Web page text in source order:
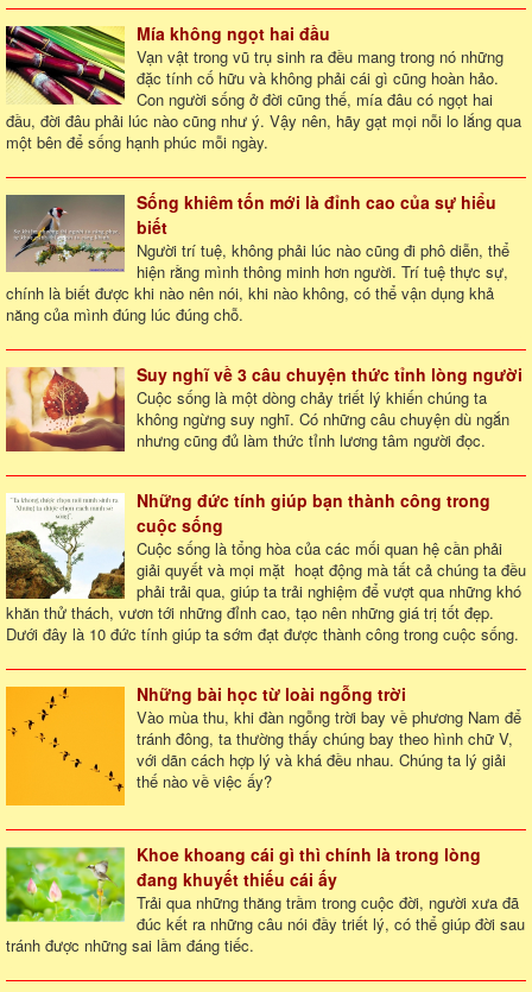
Mía không ngọt hai đầu
Vạn vật trong vũ trụ sinh ra đều mang trong nó những
đặc tính cố hữu và không phải cái gì cũng hoàn hảo.
Con người sống ở đời cũng thế, mía đâu có ngọt hai
đầu, đời đâu phải lúc nào cũng như ý. Vậy nên, hãy gạt mọi nỗi lo lắng qua
một bên để sống hạnh phúc mỗi ngày.
Sống khiêm tốn mới là đỉnh cao của sự hiểu
biết
Người trí tuệ, không phải lúc nào cũng đi phô diễn, thể
hiện rằng mình thông minh hơn người. Trí tuệ thực sự,
chính là biết được khi nào nên nói, khi nào không, có thể vận dụng khả
năng của mình đúng lúc đúng chỗ.
Suy nghĩ về 3 câu chuyện thức tỉnh lòng người
Cuộc sống là một dòng chảy triết lý khiến chúng ta
không ngừng suy nghĩ. Có những câu chuyện dù ngắn
nhưng cũng đủ làm thức tỉnh lương tâm người đọc.
Những đức tính giúp bạn thành công trong
cuộc sống
Cuộc sống là tổng hòa của các mối quan hệ cần phải
giải quyết và mọi mặt hoạt động mà tất cả chúng ta đều
phải trải qua, giúp ta trải nghiệm để vượt qua những khó
khăn thử thách, vươn tới những đỉnh cao, tạo nên những giá trị tốt đẹp.
Dưới đây là 10 đức tính giúp ta sớm đạt được thành công trong cuộc sống.
Những bài học từ loài ngỗng trời
Vào mùa thu, khi đàn ngỗng trời bay về phương Nam để
tránh đông, ta thường thấy chúng bay theo hình chữ V,
với dãn cách hợp lý và khá đều nhau. Chúng ta lý giải
thế nào về việc ấy?
Khoe khoang cái gì thì chính là trong lòng
đang khuyết thiếu cái ấy
Trải qua những thăng trầm trong cuộc đời, người xưa đã
đúc kết ra những câu nói đầy triết lý, có thể giúp đời sau
tránh được những sai lầm đáng tiếc.